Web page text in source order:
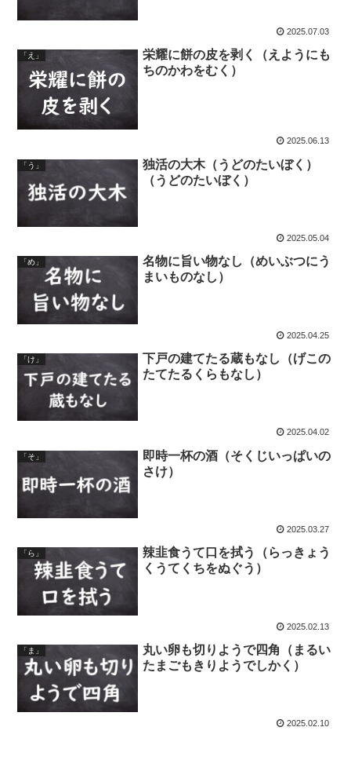
2025.07.03
「え」
栄耀に餅の皮を剥く（えようにも
ちのかわをむく）
2025.06.13
「う」
独活の大木（うどのたいぼく）
（うどのたいぼく）
2025.05.04
「め」
名物に旨い物なし（めいぶつにう
まいものなし）
2025.04.25
「け」
下戸の建てたる蔵もなし（げこの
たてたるくらもなし）
2025.04.02
「そ」
即時一杯の酒（そくじいっぱいの
さけ）
2025.03.27
「ら」
辣韭食うて口を拭う（らっきょう
くうてくちをぬぐう）
2025.02.13
「ま」
丸い卵も切りようで四角（まるい
たまごもきりようでしかく）
2025.02.10